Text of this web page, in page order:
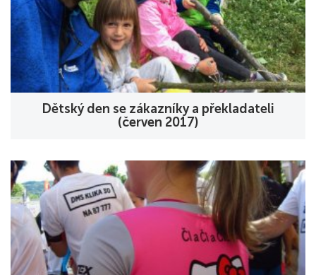
Dětský den se zákazníky a překladateli
(červen 2017)